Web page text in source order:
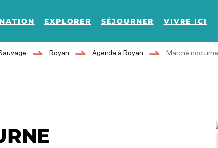
EXPLORER SÉJOURNER VIVRE ICI
Royan Agenda à Royan Marché nocturne